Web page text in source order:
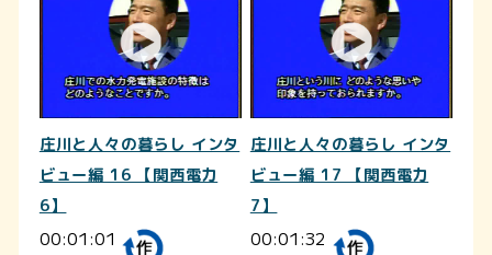
庄川と人々の暮らし インタ
ビュー編 16 【関西電力
6】
00:01:01
庄川と人々の暮らし インタ
ビュー編 17 【関西電力
7】
00:01:32